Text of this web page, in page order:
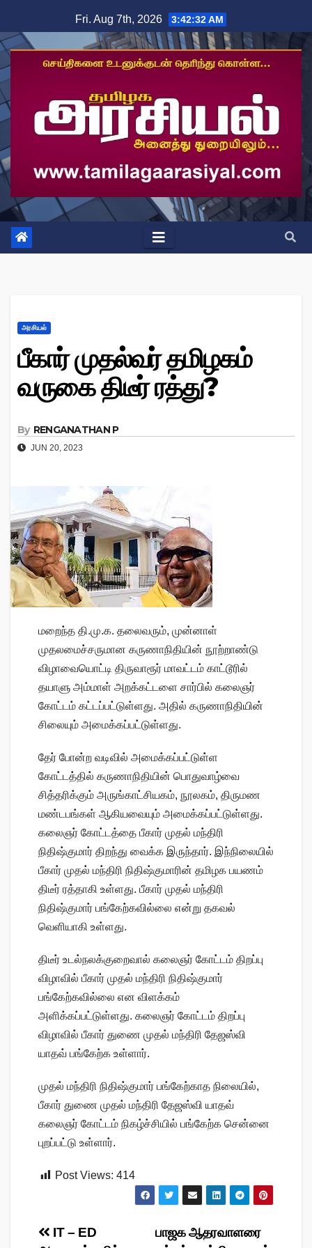
to
content
Fri. Aug 7th, 2026 3:42:33 AM
அரசியல்
பீகார் முதல்வர் தமிழகம்
வருகை திடீர் ரத்து?
By RENGANATHAN P
JUN 20, 2023
மறைந்த தி.மு.க. தலைவரும், முன்னாள்
முதலமைச்சருமான கருணாநிதியின் நூற்றாண்டு
விழாவையொட்டி திருவாரூர் மாவட்டம் காட்டூரில்
தயாளு அம்மாள் அறக்கட்டளை சார்பில் கலைஞர்
கோட்டம் கட்டப்பட்டுள்ளது. அதில் கருணாநிதியின்
சிலையும் அமைக்கப்பட்டுள்ளது.
தேர் போன்ற வடிவில் அமைக்கப்பட்டுள்ள
கோட்டத்தில் கருணாநிதியின் பொதுவாழ்வை
சித்தரிக்கும் அருங்காட்சியகம், நூலகம், திருமண
மண்டபங்கள் ஆகியவையும் அமைக்கப்பட்டுள்ளது.
கலைஞர் கோட்டத்தை பீகார் முதல் மந்திரி
நிதிஷ்குமார் திறந்து வைக்க இருந்தார். இந்நிலையில்
பீகார் முதல் மந்திரி நிதிஷ்குமாரின் தமிழக பயணம்
திடீர் ரத்தாகி உள்ளது. பீகார் முதல் மந்திரி
நிதிஷ்குமார் பங்கேற்கவில்லை என்று தகவல்
வெளியாகி உள்ளது.
திடீர் உடல்நலக்குறைவால் கலைஞர் கோட்டம் திறப்பு
விழாவில் பீகார் முதல் மந்திரி நிதிஷ்குமார்
பங்கேற்கவில்லை என விளக்கம்
அளிக்கப்பட்டுள்ளது. கலைஞர் கோட்டம் திறப்பு
விழாவில் பீகார் துணை முதல் மந்திரி தேஜஸ்வி
யாதவ் பங்கேற்க உள்ளார்.
முதல் மந்திரி நிதிஷ்குமார் பங்கேற்காத நிலையில்,
பீகார் துணை முதல் மந்திரி தேஜஸ்வி யாதவ்
கலைஞர் கோட்டம் நிகழ்ச்சியில் பங்கேற்க சென்னை
புறப்பட்டு உள்ளார்.
Post Views: 414
Post
பாஜக ஆதரவாளரை
IT – ED